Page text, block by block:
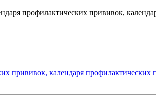
профилактических прививок,